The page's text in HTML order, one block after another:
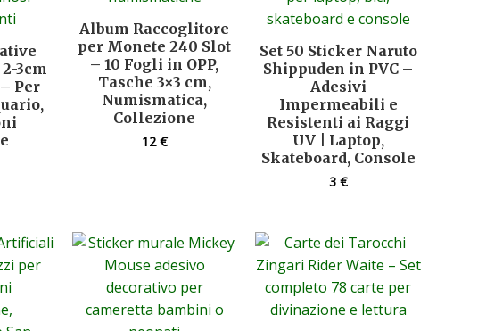
3cm
Per
Album Raccoglitore
per Monete 240 Slot
– 10 Fogli in OPP,
Tasche 3×3 cm,
Numismatica,
Collezione
12€
Set 50 Sticker Naruto
Shippuden in PVC –
Adesivi
Impermeabili e
Resistenti ai Raggi
UV | Laptop,
Skateboard, Console
3 €